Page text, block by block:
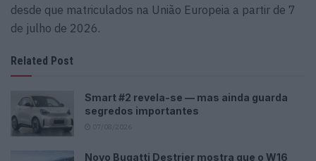
desde que matriculados na União Europeia a partir de 7
de julho de 2026.
Related Post
Smart #2 revela-se — mas ainda guarda
segredos importantes
Novo Bugatti Destrier mostra que o W16